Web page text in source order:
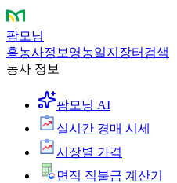
팜모닝
홈농사정보 영농일지 장터 검색
농사 정보
팜모닝 AI
실시간 경매 시세
시장별 가격
면적 직불금 계산기